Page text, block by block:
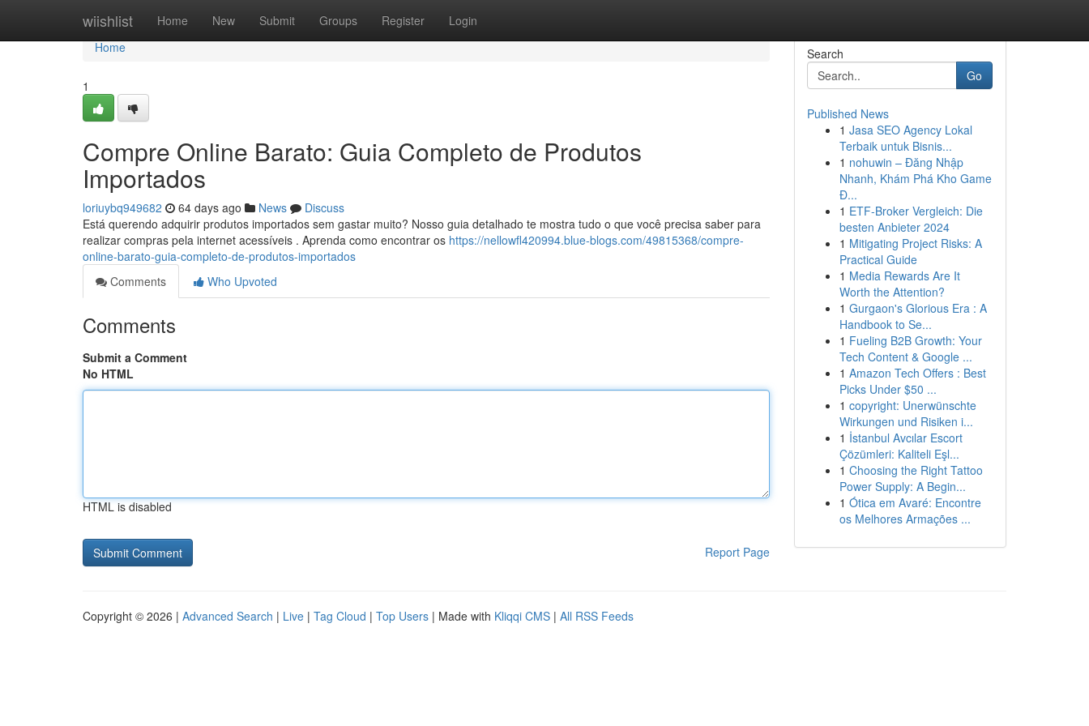
wiishlist Home New Submit Groups Register Login
Home
Home
1
Compre Online Barato: Guia Completo de Produtos
Importados
loriuybq949682 64 days ago News
Discuss
Está querendo adquirir produtos importados sem gastar muito? Nosso guia detalhado te mostra tudo o que você precisa saber para
realizar compras pela internet acessíveis . Aprenda como encontrar os https://nellowfl420994.blue-blogs.com/49815368/compre-
online-barato-guia-completo-de-produtos-importados
Comments
Who Upvoted
Comments
Submit a Comment
No HTML
HTML is disabled
Report Page
Search
Go
Published News
1 Jasa SEO Agency Lokal
Terbaik untuk Bisnis...
1 nohuwin – Đăng Nhập
Nhanh, Khám Phá Kho Game
Đ...
1 ETF-Broker Vergleich: Die
besten Anbieter 2024
1 Mitigating Project Risks: A
Practical Guide
1 Media Rewards Are It
Worth the Attention?
1 Gurgaon's Glorious Era : A
Handbook to Se...
1 Fueling B2B Growth: Your
Tech Content & Google ...
1 Amazon Tech Offers : Best
Picks Under $50 ...
1 copyright: Unerwünschte
Wirkungen und Risiken i...
1 İstanbul Avcılar Escort
Çözümleri: Kaliteli Eşl...
1 Choosing the Right Tattoo
Power Supply: A Begin...
1 Ótica em Avaré: Encontre
os Melhores Armações ...
Copyright © 2026 | Advanced Search | Live | Tag Cloud | Top Users | Made with Kliqqi CMS | All RSS Feeds